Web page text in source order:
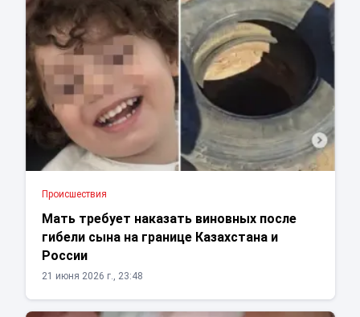
Проиcшествия
Мать требует наказать виновных после
гибели сына на границе Казахстана и
России
21 июня 2026 г., 23:48